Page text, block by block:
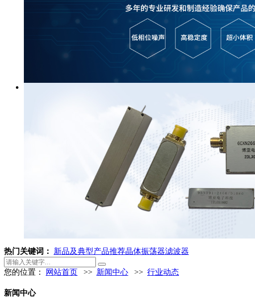
热门关键词： 新品及典型产品推荐晶体振荡器滤波器
您的位置： 网站首页 >> 新闻中心 >> 行业动态
新闻中心